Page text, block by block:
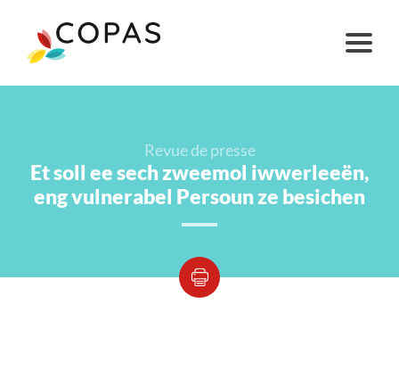
Revue de presse
Et soll ee sech zweemol iwwerleeën,
eng vulnerabel Persoun ze besichen